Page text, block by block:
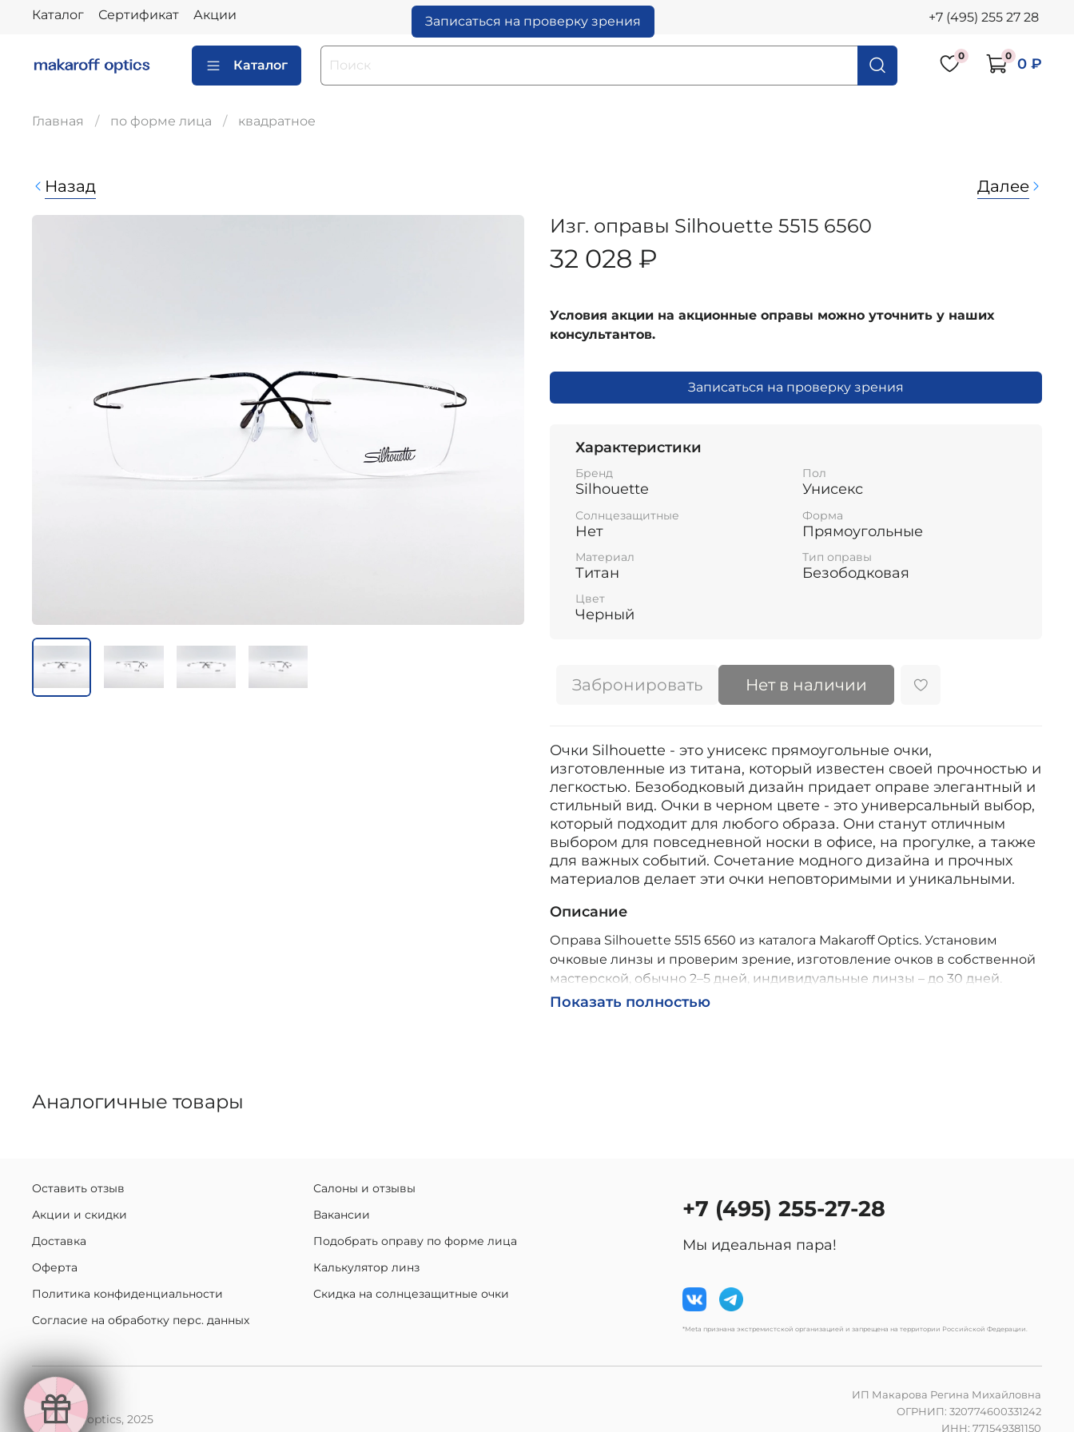
Каталог Сертификат Акции Записаться на проверку зрения +7 (495) 255 27 28
Каталог
0 0 0 ₽
Главная по форме лица квадратное
Назад Далее
Изг. оправы Silhouette 5515 6560
32 028 ₽
Условия акции на акционные оправы можно уточнить у наших
консультантов.
Записаться на проверку зрения
Характеристики
Бренд
Silhouette
Пол
Унисекс
Солнцезащитные
Нет
Форма
Прямоугольные
Материал
Титан
Тип оправы
Безободковая
Цвет
Черный
Забронировать Нет в наличии
Очки Silhouette - это унисекс прямоугольные очки,
изготовленные из титана, который известен своей прочностью и
легкостью. Безободковый дизайн придает оправе элегантный и
стильный вид. Очки в черном цвете - это универсальный выбор,
который подходит для любого образа. Они станут отличным
выбором для повседневной носки в офисе, на прогулке, а также
для важных событий. Сочетание модного дизайна и прочных
материалов делает эти очки неповторимыми и уникальными.
Описание
Оправа Silhouette 5515 6560 из каталога Makaroff Optics. Установим
очковые линзы и проверим зрение, изготовление очков в собственной
мастерской, обычно 2–5 дней, индивидуальные линзы – до 30 дней.
Возможна доставка по России.
Показать полностью
Аналогичные товары
Оставить отзыв
Акции и скидки
Доставка
Оферта
Политика конфиденциальности
Согласие на обработку перс. данных
Салоны и отзывы
Вакансии
Подобрать оправу по форме лица
Калькулятор линз
Скидка на солнцезащитные очки
+7 (495) 255-27-28
Мы идеальная пара!
*Meta признана экстремистской организацией и запрещена на территории Российской Федерации.
makaroff optics, 2025
ИП Макарова Регина Михайловна
ОГРНИП: 320774600331242
ИНН: 771549381150